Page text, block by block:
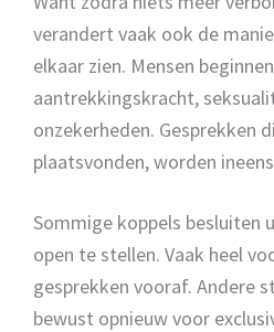
verandert vaak ook de
elkaar zien. Mensen
aantrekkingskracht,
onzekerheden. Gesprekken
plaatsvonden, worden
Sommige koppels besluiten
open te stellen. Vaak heel
gesprekken vooraf. Andere
bewust opnieuw voor